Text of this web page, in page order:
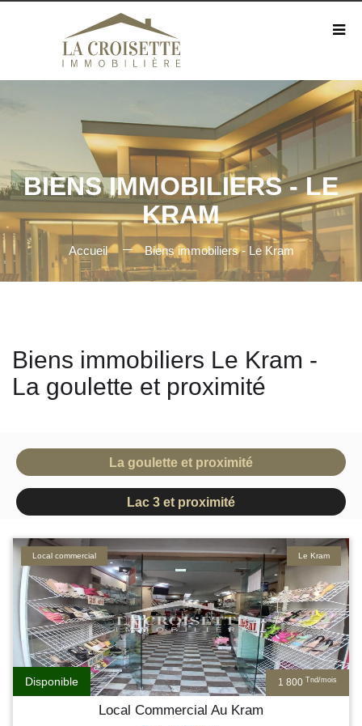
BIENS IMMOBILIERS - LE
KRAM
Accueil Biens immobiliers - Le Kram
Biens immobiliers Le Kram -
La goulette et proximité
La goulette et proximité
Lac 3 et proximité
1 800 Tnd/mois
Disponible
Le Kram
Local commercial
Local Commercial Au Kram